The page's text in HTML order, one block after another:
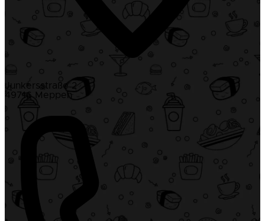
Junkersstraße 2
49716 Meppen